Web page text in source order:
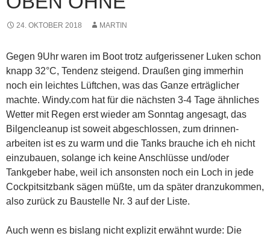
24. OKTOBER 2018 MARTIN
Gegen 9Uhr waren im Boot trotz aufgerissener Luken schon
knapp 32°C, Tendenz steigend. Draußen ging immerhin
noch ein leichtes Lüftchen, was das Ganze erträglicher
machte. Windy.com hat für die nächsten 3-4 Tage ähnliches
Wetter mit Regen erst wieder am Sonntag angesagt, das
Bilgencleanup ist soweit abgeschlossen, zum drinnen-
arbeiten ist es zu warm und die Tanks brauche ich eh nicht
einzubauen, solange ich keine Anschlüsse und/oder
Tankgeber habe, weil ich ansonsten noch ein Loch in jede
Cockpitsitzbank sägen müßte, um da später dranzukommen,
also zurück zu Baustelle Nr. 3 auf der Liste.
Auch wenn es bislang nicht explizit erwähnt wurde: Die